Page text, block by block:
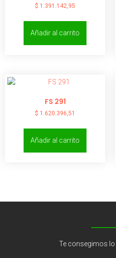
$ 1.391.142,95
Añadir al carrito
FS 291
$ 1.620.396,51
Añadir al carrito
Te consegimos lo